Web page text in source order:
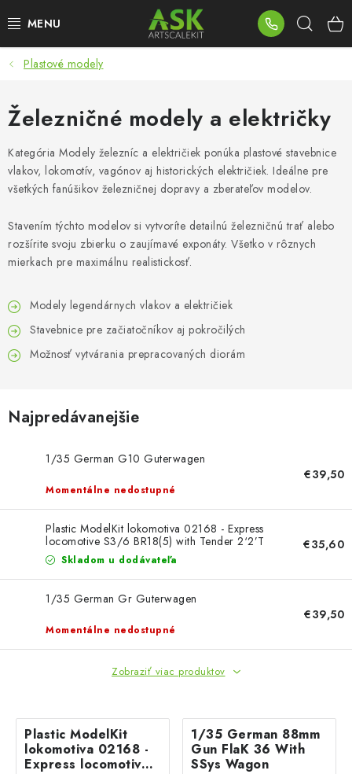
na
BLOG
SUMMER DAYS
WARHAMMER
ASK PRODUKTY
NOVINKY
PLASTOVÉ MODELY
PRÍSLUŠENSTVO
FARBY & POMÔCKY
Moja objednávka Kontakty
Prevodník modelárskych farieb
Plastové modely
Železničné modely a električky
Kategória Modely železníc a električiek ponúka plastové stavebnice
vlakov, lokomotív, vagónov aj historických električiek. Ideálne pre
všetkých fanúšikov železničnej dopravy a zberateľov modelov.
Stavením týchto modelov si vytvoríte detailnú železničnú trať alebo
rozšírite svoju zbierku o zaujímavé exponáty. Všetko v rôznych
mierkach pre maximálnu realistickosť.
Modely legendárnych vlakov a električiek
Stavebnice pre začiatočníkov aj pokročilých
Možnosť vytvárania prepracovaných diorám
Najpredávanejšie
1/35 German G10 Guterwagen
Momentálne nedostupné
€39,50
Plastic ModelKit lokomotiva 02168 - Express
locomotive S3/6 BR18(5) with Tender 2‘2’T
(1:87)Skladom u dodávateľa
€35,60
1/35 German Gr Guterwagen
Momentálne nedostupné
€39,50
Zobraziť viac produktov
Plastic ModelKit
lokomotiva 02168 -
Express locomotive
1/35 German 88mm
Gun FlaK 36 With
SSys Wagon